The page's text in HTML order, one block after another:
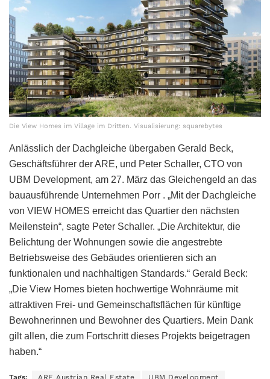
Die View Homes im Village im Dritten. Visualisierung: squarebytes
Anlässlich der Dachgleiche übergaben Gerald Beck,
Geschäftsführer der ARE, und Peter Schaller, CTO von
UBM Development, am 27. März das Gleichengeld an das
bauausführende Unternehmen Porr . „Mit der Dachgleiche
von VIEW HOMES erreicht das Quartier den nächsten
Meilenstein“, sagte Peter Schaller. „Die Architektur, die
Belichtung der Wohnungen sowie die angestrebte
Betriebsweise des Gebäudes orientieren sich an
funktionalen und nachhaltigen Standards.“ Gerald Beck:
„Die View Homes bieten hochwertige Wohnräume mit
attraktiven Frei- und Gemeinschaftsflächen für künftige
Bewohnerinnen und Bewohner des Quartiers. Mein Dank
gilt allen, die zum Fortschritt dieses Projekts beigetragen
haben.“
Tags: ARE Austrian Real Estate UBM Development